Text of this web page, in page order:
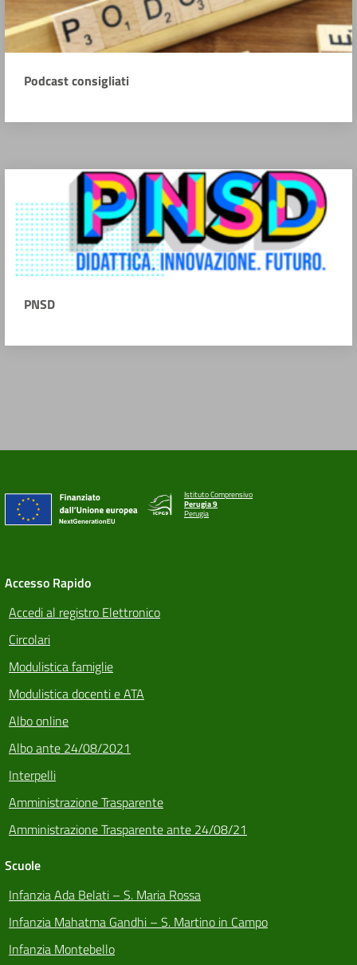
Podcast consigliati
PNSD
Istituto Comprensivo
Perugia 9
Perugia
Accesso Rapido
Accedi al registro Elettronico
Circolari
Modulistica famiglie
Modulistica docenti e ATA
Albo online
Albo ante 24/08/2021
Interpelli
Amministrazione Trasparente
Amministrazione Trasparente ante 24/08/21
Scuole
Infanzia Ada Belati – S. Maria Rossa
Infanzia Mahatma Gandhi – S. Martino in Campo
Infanzia Montebello